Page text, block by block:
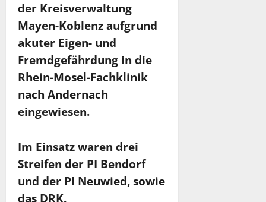
der Kreisverwaltung
Mayen-Koblenz aufgrund
akuter Eigen- und
Fremdgefährdung in die
Rhein-Mosel-Fachklinik
nach Andernach
eingewiesen.
Im Einsatz waren drei
Streifen der PI Bendorf
und der PI Neuwied, sowie
das DRK.